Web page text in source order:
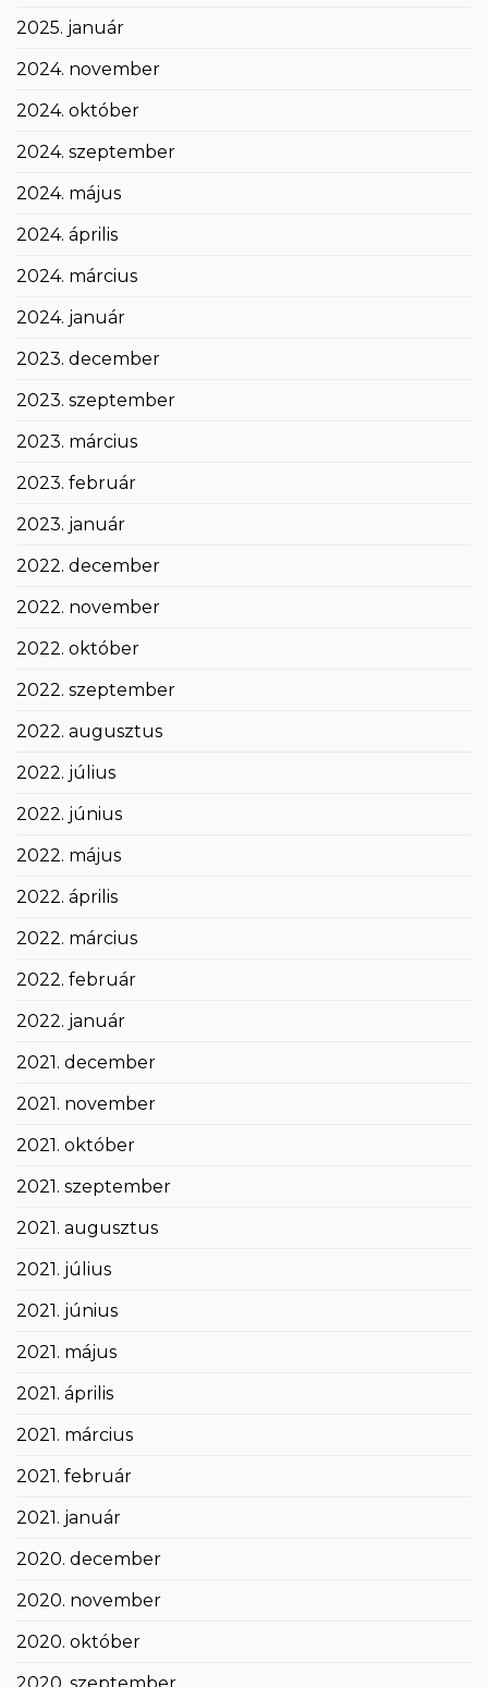
2025. január
2024. november
2024. október
2024. szeptember
2024. május
2024. április
2024. március
2024. január
2023. december
2023. szeptember
2023. március
2023. február
2023. január
2022. december
2022. november
2022. október
2022. szeptember
2022. augusztus
2022. július
2022. június
2022. május
2022. április
2022. március
2022. február
2022. január
2021. december
2021. november
2021. október
2021. szeptember
2021. augusztus
2021. július
2021. június
2021. május
2021. április
2021. március
2021. február
2021. január
2020. december
2020. november
2020. október